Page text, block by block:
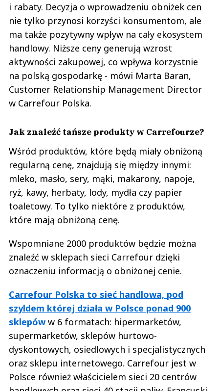
i rabaty. Decyzja o wprowadzeniu obniżek cen
nie tylko przynosi korzyści konsumentom, ale
ma także pozytywny wpływ na cały ekosystem
handlowy. Niższe ceny generują wzrost
aktywności zakupowej, co wpływa korzystnie
na polską gospodarkę - mówi Marta Baran,
Customer Relationship Management Director
w Carrefour Polska.
Jak znaleźć tańsze produkty w Carrefourze?
Wśród produktów, które będą miały obniżoną
regularną cenę, znajdują się między innymi:
mleko, masło, sery, mąki, makarony, napoje,
ryż, kawy, herbaty, lody, mydła czy papier
toaletowy. To tylko niektóre z produktów,
które mają obniżoną cenę.
Wspomniane 2000 produktów będzie można
znaleźć w sklepach sieci Carrefour dzięki
oznaczeniu informacją o obniżonej cenie.
Carrefour Polska to sieć handlowa, pod
szyldem której działa w Polsce ponad 900
sklepóww 6 formatach: hipermarketów,
supermarketów, sklepów hurtowo-
dyskontowych, osiedlowych i specjalistycznych
oraz sklepu internetowego. Carrefour jest w
Polsce również właścicielem sieci 20 centrów